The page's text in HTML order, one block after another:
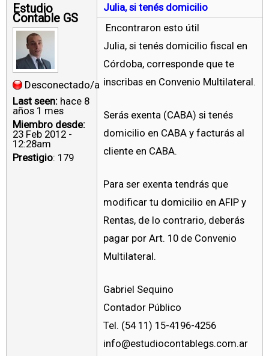
Estudio
Contable GS
Desconectado/a
Last seen: hace 8
años 1 mes
Miembro desde:
23 Feb 2012 -
12:28am
Prestigio: 179
Julia, si tenés domicilio
Encontraron esto útil
Julia, si tenés domicilio fiscal en
Córdoba, corresponde que te
inscribas en Convenio Multilateral.
Serás exenta (CABA) si tenés
domicilio en CABA y facturás al
cliente en CABA.
Para ser exenta tendrás que
modificar tu domicilio en AFIP y
Rentas, de lo contrario, deberás
pagar por Art. 10 de Convenio
Multilateral.
Gabriel Sequino
Contador Público
Tel. (54 11) 15-4196-4256
info@estudiocontablegs.com.ar